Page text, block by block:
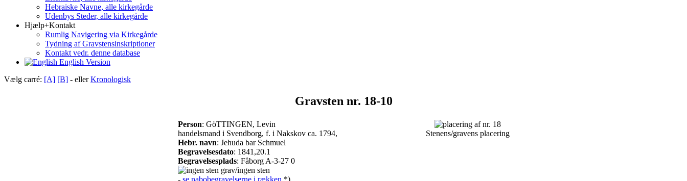
Hebraiske Navne, alle kirkegårde
Udenbys Steder, alle kirkegårde
Hjælp+Kontakt
Rumlig Navigering via Kirkegårde
Tydning af Gravstensinskriptioner
Kontakt vedr. denne database
English Version
Vælg carré: [A] [B] - ellerKronologisk
Gravsten nr. 18-10
Person: GöTTINGEN, Levin
handelsmand i Svendborg, f. i Nakskov ca. 1794,
Hebr. navn: Jehuda bar Schmuel
Begravelsesdato: 1841,20.1
Begravelsesplads: Fåborg A-3-27 0
grav/ingen sten
- se nabobegravelserne i rækken *)
Stenens/gravens placering